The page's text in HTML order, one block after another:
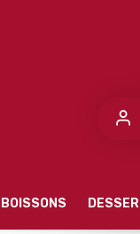
BOISSONS